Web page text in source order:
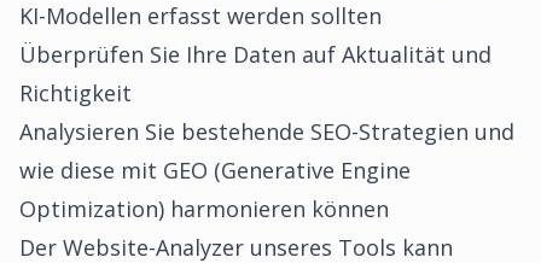
KI-Modellen erfasst werden sollten
Überprüfen Sie Ihre Daten auf Aktualität und
Richtigkeit
Analysieren Sie bestehende SEO-Strategien und
wie diese mit GEO (Generative Engine
Optimization) harmonieren können
Der Website-Analyzer unseres Tools kann